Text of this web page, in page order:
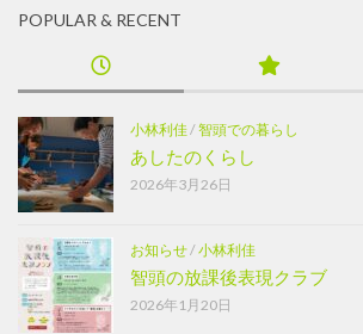
POPULAR & RECENT
小林利佳/智頭での暮らし
あしたのくらし
2026年3月26日
お知らせ/小林利佳
智頭の放課後表現クラブ
2026年1月20日